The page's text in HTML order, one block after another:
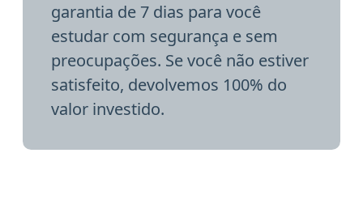
garantia de 7 dias para você
estudar com segurança e sem
preocupações. Se você não estiver
satisfeito, devolvemos 100% do
valor investido.